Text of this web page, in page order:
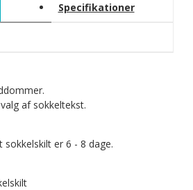
Specifikationer
af sokkeltekst.
sokkelskilt er 6 - 8 dage.